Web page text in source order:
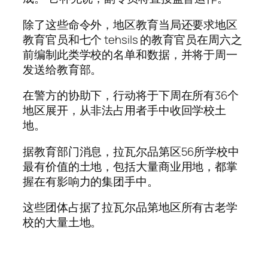
除了这些命令外，地区教育当局还要求地区
教育官员和七个 tehsils 的教育官员在周六之
前编制此类学校的名单和数据，并将于周一
发送给教育部。
在警方的协助下，行动将于下周在所有36个
地区展开，从非法占用者手中收回学校土
地。
据教育部门消息，拉瓦尔品第区56所学校中
最有价值的土地，包括大量商业用地，都掌
握在有影响力的集团手中。
这些团体占据了拉瓦尔品第地区所有古老学
校的大量土地。